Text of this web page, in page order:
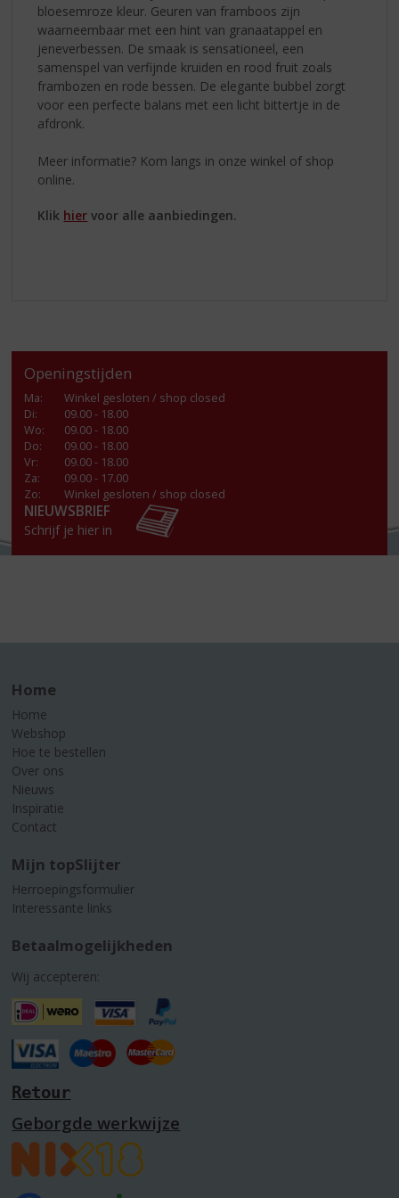
bloesemroze kleur. Geuren van framboos zijn
waarneembaar met een hint van granaatappel en
jeneverbessen. De smaak is sensationeel, een
samenspel van verfijnde kruiden en rood fruit zoals
frambozen en rode bessen. De elegante bubbel zorgt
voor een perfecte balans met een licht bittertje in de
afdronk.
Meer informatie? Kom langs in onze winkel of shop
online.
Klik hier voor alle aanbiedingen.
Openingstijden
Ma:
Winkel gesloten / shop closed
Di:
09.00 - 18.00
Wo:
09.00 - 18.00
Do:
09.00 - 18.00
Vr:
09.00 - 18.00
Za:
09.00 - 17.00
Zo:
Winkel gesloten / shop closed
NIEUWSBRIEF
Schrijf je hier in
Home
Home
Webshop
Hoe te bestellen
Over ons
Nieuws
Inspiratie
Contact
Mijn topSlijter
Herroepingsformulier
Interessante links
Betaalmogelijkheden
Wij accepteren:
Retour
Geborgde werkwijze